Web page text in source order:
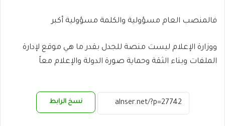
فالمنصب العام مسؤولية والكلمة مسؤولية أكبر
ووزارة الإعلام ليست منصة للجدل بقدر ما هي موقع لإدارة
الملفات وبناء الثقة وحماية صورة الدولة والإعلام معاً
نسخ الرابط